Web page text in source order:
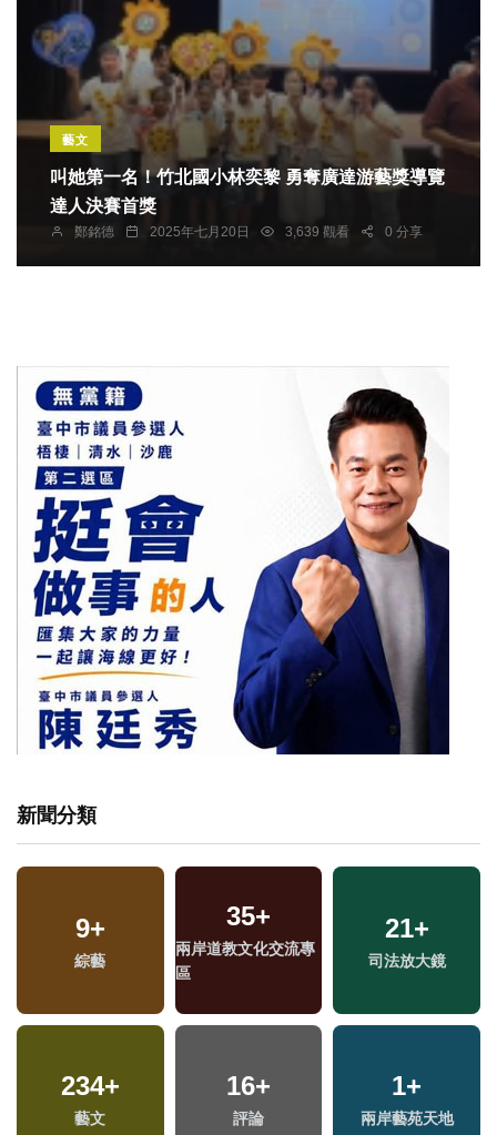
藝文
叫她第一名！竹北國小林奕黎 勇奪廣達游藝獎導覽
達人決賽首獎
鄭銘德 2025年七月20日 3,639 觀看 0 分享
新聞分類
9+
綜藝
35+
兩岸道教文化交流專
區
21+
司法放大鏡
234+
藝文
16+
評論
1+
兩岸藝苑天地
1+
2023金鐘獎
66+
影視
15+
2024總統大選
377+
旅遊
1009+
政治
4 +
兩岸佛教文化交流專